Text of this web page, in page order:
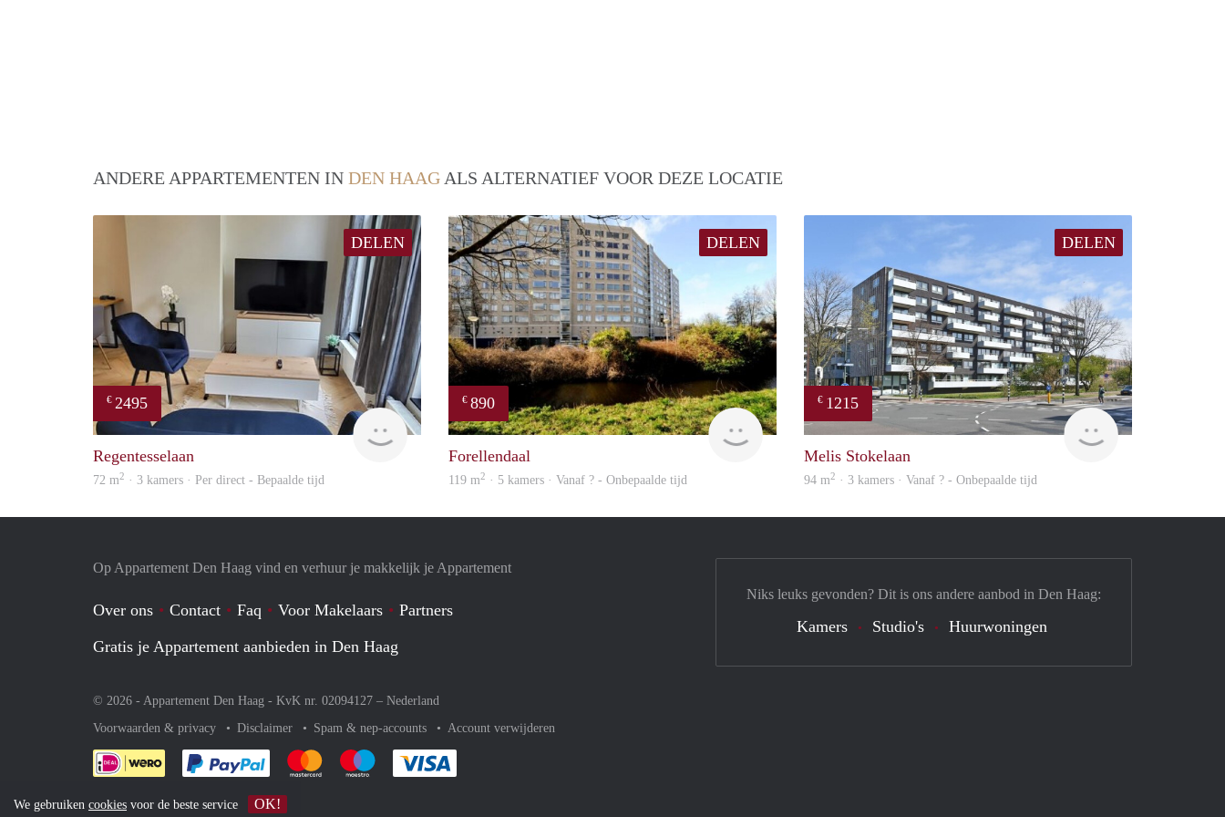
ANDERE APPARTEMENTEN IN DEN HAAG ALS ALTERNATIEF VOOR DEZE LOCATIE
DELEN
€ 2495
Holland Housing
Regentesselaan
72 m2 · 3 kamers · Per direct - Bepaalde tijd
DELEN
€ 890
finder
Forellendaal
119 m2 · 5 kamers · Vanaf ? - Onbepaalde tijd
DELEN
€ 1215
Woning
Melis Stokelaan
94 m2 · 3 kamers · Vanaf ? - Onbepaalde tijd
Op Appartement Den Haag vind en verhuur je makkelijk je Appartement
Over ons Contact Faq Voor Makelaars
Partners
Gratis je Appartement aanbieden in Den Haag
© 2026 - Appartement Den Haag - KvK nr. 02094127 – Nederland
Voorwaarden & privacy
Disclaimer Spam & nep-accounts Account verwijderen
Je rekent gemakkelijk af met Paypal
Je rekent gemakkelijk af met Mastercard
Je rekent gemakkelijk af met Meastro
Niks leuks gevonden? Dit is ons andere aanbod in Den Haag:
Kamers Studio's Huurwoningen
We gebruiken cookies voor de beste service OK!